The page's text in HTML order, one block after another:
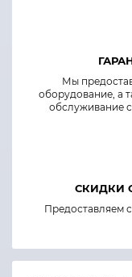
Мы
оборудование, а
обслуживание
СКИДКИ
Предоставляем